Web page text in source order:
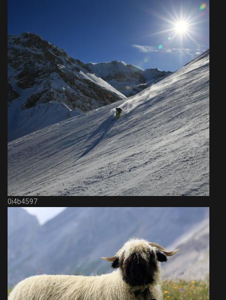
0i4b4597